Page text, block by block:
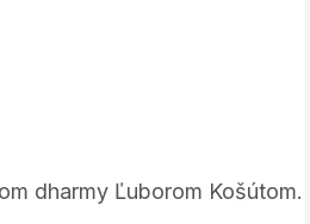
dharmy Ľuborom Košútom.